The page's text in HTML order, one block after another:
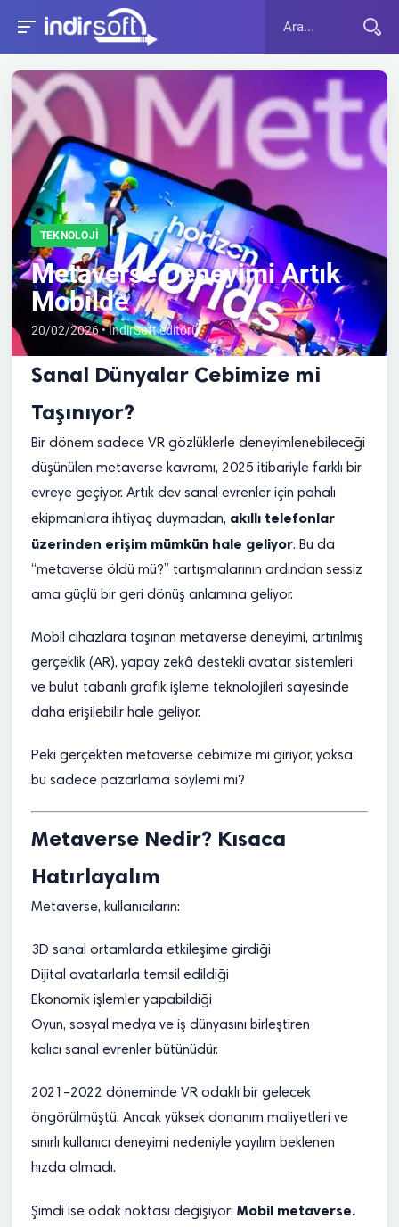
TEKNOLOJI
Metaverse Deneyimi Artık
Mobilde
20/02/2026 • İndirSoft editörü
Sanal Dünyalar Cebimize mi
Taşınıyor?
Bir dönem sadece VR gözlüklerle deneyimlenebileceği
düşünülen metaverse kavramı, 2025 itibariyle farklı bir
evreye geçiyor. Artık dev sanal evrenler için pahalı
ekipmanlara ihtiyaç duymadan, akıllı telefonlar
üzerinden erişim mümkün hale geliyor. Bu da
“metaverse öldü mü?” tartışmalarının ardından sessiz
ama güçlü bir geri dönüş anlamına geliyor.
Mobil cihazlara taşınan metaverse deneyimi, artırılmış
gerçeklik (AR), yapay zekâ destekli avatar sistemleri
ve bulut tabanlı grafik işleme teknolojileri sayesinde
daha erişilebilir hale geliyor.
Peki gerçekten metaverse cebimize mi giriyor, yoksa
bu sadece pazarlama söylemi mi?
Metaverse Nedir? Kısaca
Hatırlayalım
Metaverse, kullanıcıların:
3D sanal ortamlarda etkileşime girdiği
Dijital avatarlarla temsil edildiği
Ekonomik işlemler yapabildiği
Oyun, sosyal medya ve iş dünyasını birleştiren
kalıcı sanal evrenler bütünüdür.
2021–2022 döneminde VR odaklı bir gelecek
öngörülmüştü. Ancak yüksek donanım maliyetleri ve
sınırlı kullanıcı deneyimi nedeniyle yayılım beklenen
hızda olmadı.
Şimdi ise odak noktası değişiyor: Mobil metaverse.